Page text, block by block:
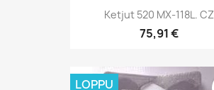
Ketjut 520 MX-118L. CZ
75,91 €
LOPPU